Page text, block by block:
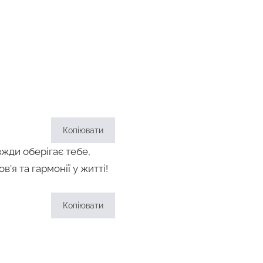
Копіювати
оберігає тебе,
та гармонії у житті!
Копіювати